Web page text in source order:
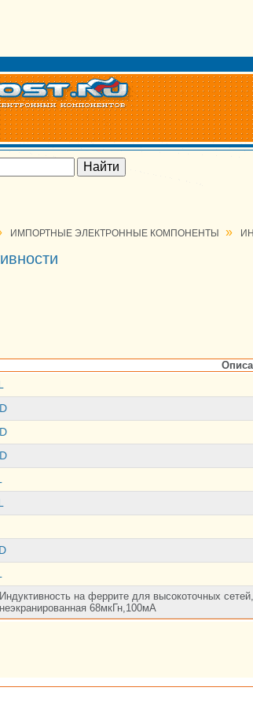
ИМПОРТНЫЕ ЭЛЕКТРОННЫЕ КОМПОНЕНТЫ »
Индуктивность на феррите для высокоточных
неэкранированная 68мкГн,100мА